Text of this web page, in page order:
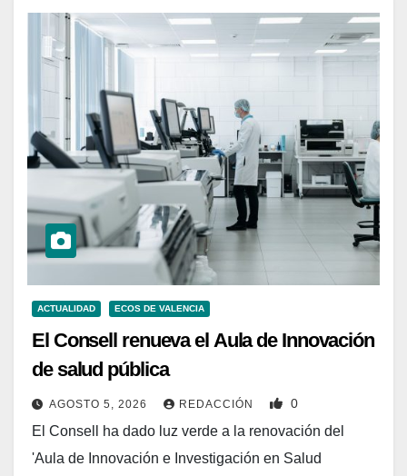
ACTUALIDAD ECOS DE VALENCIA
El Consell renueva el Aula de Innovación
de salud pública
AGOSTO 5, 2026 REDACCIÓN 0
El Consell ha dado luz verde a la renovación del
'Aula de Innovación e Investigación en Salud